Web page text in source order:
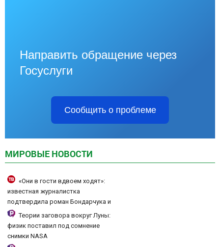
Направить обращение через
Госуслуги
Сообщить о проблеме
МИРОВЫЕ НОВОСТИ
«Они в гости вдвоем ходят»:
известная журналистка
подтвердила роман Бондарчука и
Исаковой
Теории заговора вокруг Луны:
физик поставил под сомнение
снимки NASA